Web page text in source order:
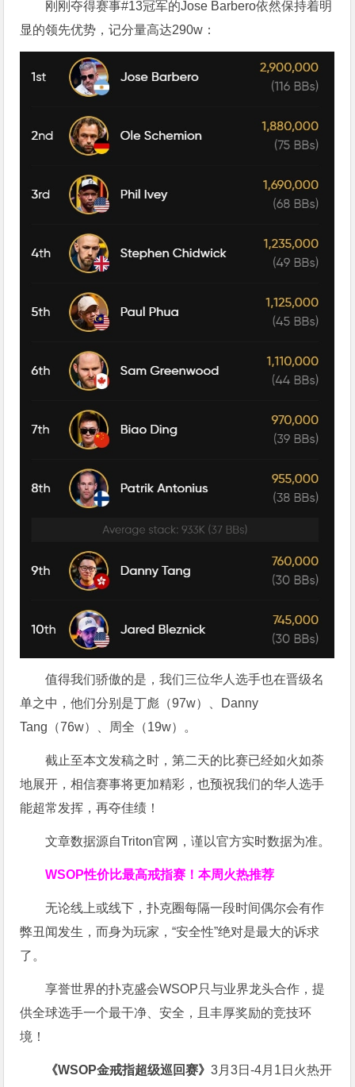
刚刚夺得赛事#13冠军的Jose Barbero依然保持着明
显的领先优势，记分量高达290w：
值得我们骄傲的是，我们三位华人选手也在晋级名
单之中，他们分别是丁彪（97w）、Danny
Tang（76w）、周全（19w）。
截止至本文发稿之时，第二天的比赛已经如火如荼
地展开，相信赛事将更加精彩，也预祝我们的华人选手
能超常发挥，再夺佳绩！
文章数据源自Triton官网，谨以官方实时数据为准。
WSOP性价比最高戒指赛！本周火热推荐
无论线上或线下，扑克圈每隔一段时间偶尔会有作
弊丑闻发生，而身为玩家，“安全性”绝对是最大的诉求
了。
享誉世界的扑克盛会WSOP只与业界龙头合作，提
供全球选手一个最干净、安全，且丰厚奖励的竞技环
境！
《WSOP金戒指超级巡回赛》3月3日-4月1日火热开